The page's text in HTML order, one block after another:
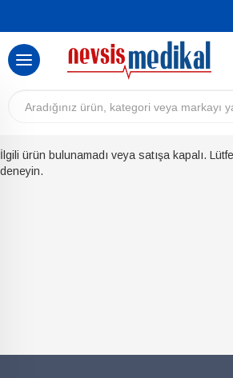
İlgili ürün bulunamadı veya satışa kapalı.
deneyin.